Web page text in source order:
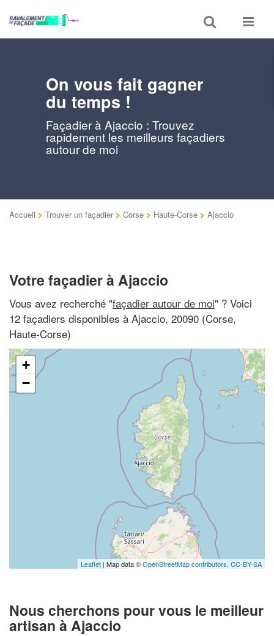
Toggle
search
Toggle
On vous fait gagner
du temps !
Façadier à Ajaccio : Trouvez
rapidement les meilleurs façadiers
autour de moi
Accueil > Trouver un façadier > Corse > Haute-Corse > Ajaccio
Votre façadier à Ajaccio
Vous avez recherché "façadier autour de moi" ? Voici
12 façadiers disponibles à Ajaccio, 20090 (Corse,
Haute-Corse)
+
−
Leaflet | Map data ©OpenStreetMap contributors, CC-BY-SA
Nous cherchons pour vous le meilleur
artisan à Ajaccio